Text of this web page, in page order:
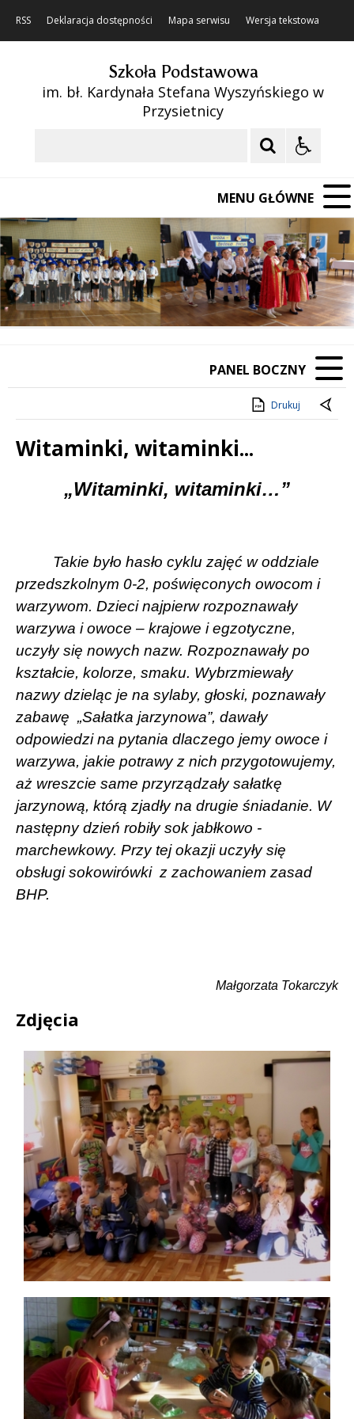
RSS Deklaracja dostępności Mapa serwisu Wersja tekstowa
Szkoła Podstawowa
im. bł. Kardynała Stefana Wyszyńskiego w
Przysietnicy
MENU GŁÓWNE
Poprzedni Element
Następny Element
❚❚
PANEL BOCZNY
Drukuj
Witaminki, witaminki...
„Witaminki, witaminki…”
Takie było hasło cyklu zajęć w oddziale
przedszkolnym 0-2, poświęconych owocom i
warzywom. Dzieci najpierw rozpoznawały
warzywa i owoce – krajowe i egzotyczne,
uczyły się nowych nazw. Rozpoznawały po
kształcie, kolorze, smaku. Wybrzmiewały
nazwy dzieląc je na sylaby, głoski, poznawały
zabawę „Sałatka jarzynowa”, dawały
odpowiedzi na pytania dlaczego jemy owoce i
warzywa, jakie potrawy z nich przygotowujemy,
aż wreszcie same przyrządzały sałatkę
jarzynową, którą zjadły na drugie śniadanie. W
następny dzień robiły sok jabłkowo -
marchewkowy. Przy tej okazji uczyły się
obsługi sokowirówki z zachowaniem zasad
BHP.
Małgorzata Tokarczyk
Zdjęcia